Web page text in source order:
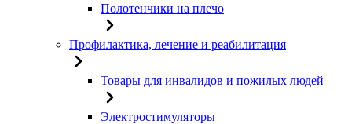
Полотенчики на плечо
Профилактика, лечение и реабилитация
Товары для инвалидов и пожилых людей
Электростимуляторы